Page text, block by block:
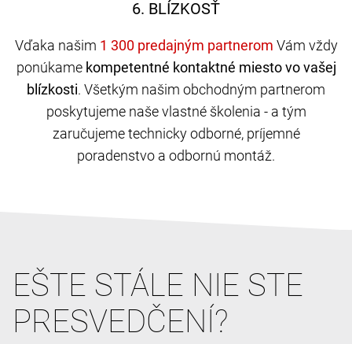
6. BLÍZKOSŤ
Vďaka našim
Vám vždy
ponúkame kompetentné kontaktné miesto vo vašej
blízkosti. Všetkým našim obchodným partnerom
poskytujeme naše vlastné školenia - a tým
zaručujeme technicky odborné, príjemné
poradenstvo a odbornú montáž.
EŠTE STÁLE NIE STE
PRESVEDČENÍ?